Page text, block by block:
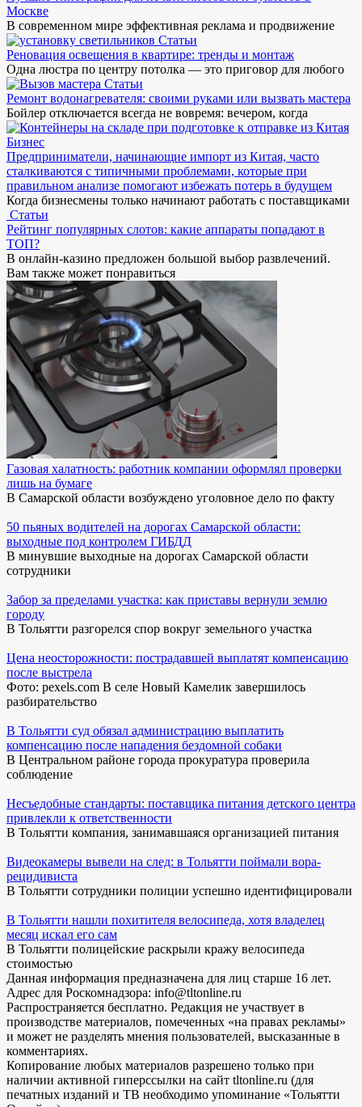
Москве
В современном мире эффективная реклама и продвижение
Статьи
Реновация освещения в квартире: тренды и монтаж
Одна люстра по центру потолка — это приговор для любого
Статьи
Ремонт водонагревателя: своими руками или вызвать мастера
Бойлер отключается всегда не вовремя: вечером, когда
Бизнес
Предприниматели, начинающие импорт из Китая, часто
сталкиваются с типичными проблемами, которые при
правильном анализе помогают избежать потерь в будущем
Когда бизнесмены только начинают работать с поставщиками
Статьи
Рейтинг популярных слотов: какие аппараты попадают в
ТОП?
В онлайн-казино предложен большой выбор развлечений.
Вам также может понравиться
Газовая халатность: работник компании оформлял проверки
лишь на бумаге
В Самарской области возбуждено уголовное дело по факту
50 пьяных водителей на дорогах Самарской области:
выходные под контролем ГИБДД
В минувшие выходные на дорогах Самарской области
сотрудники
Забор за пределами участка: как приставы вернули землю
городу
В Тольятти разгорелся спор вокруг земельного участка
Цена неосторожности: пострадавшей выплатят компенсацию
после выстрела
Фото: pexels.com В селе Новый Камелик завершилось
разбирательство
В Тольятти суд обязал администрацию выплатить
компенсацию после нападения бездомной собаки
В Центральном районе города прокуратура проверила
соблюдение
Несъедобные стандарты: поставщика питания детского центра
привлекли к ответственности
В Тольятти компания, занимавшаяся организацией питания
Видеокамеры вывели на след: в Тольятти поймали вора-
рецидивиста
В Тольятти сотрудники полиции успешно идентифицировали
В Тольятти нашли похитителя велосипеда, хотя владелец
месяц искал его сам
В Тольятти полицейские раскрыли кражу велосипеда
стоимостью
Данная информация предназначена для лиц старше 16 лет.
Адрес для Роскомнадзора: info@tltonline.ru
Распространяется бесплатно. Редакция не участвует в
производстве материалов, помеченных «на правах рекламы»
и может не разделять мнения пользователей, высказанные в
комментариях.
Копирование любых материалов разрешено только при
наличии активной гиперссылки на сайт tltonline.ru (для
печатных изданий и ТВ необходимо упоминание «Тольятти